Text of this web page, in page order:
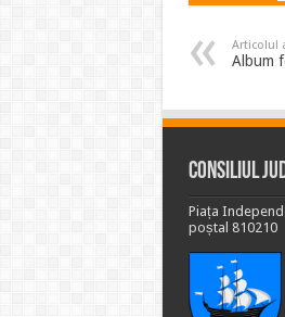
Articolul
Album
Consiliul
Piața
poștal 810210